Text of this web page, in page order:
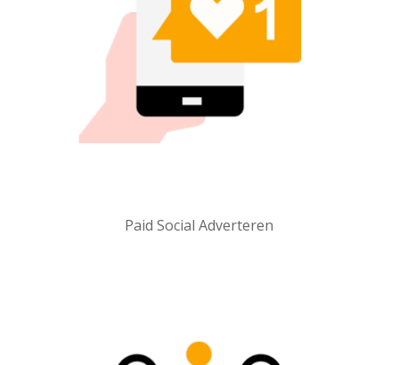
Paid Social Adverteren